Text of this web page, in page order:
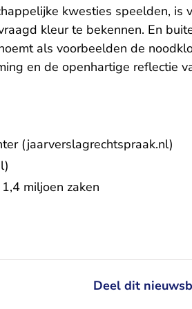
kwesties speelden, is
kleur te bekennen. En
als voorbeelden de
en de openhartige reflectie
- U verlaat Rechtspraak.nl,
(jaarverslagrechtspraak.nl)
in een nieuw tabblad
miljoen zaken
Deel dit